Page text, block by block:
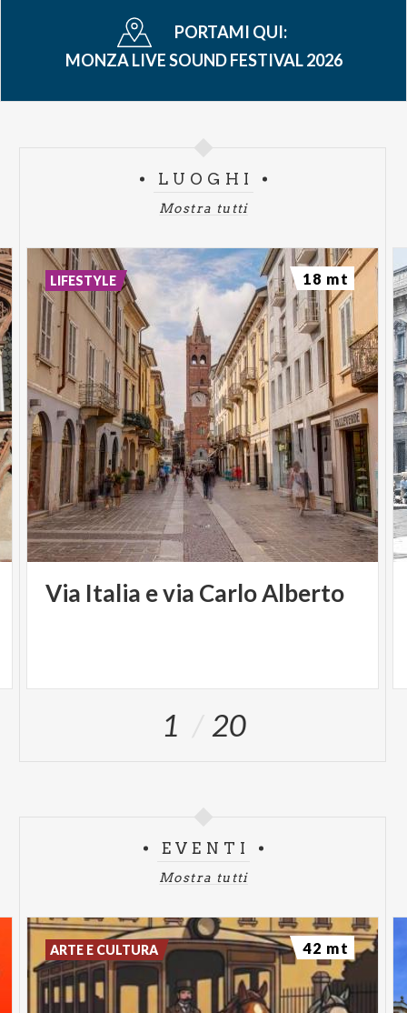
Piazza Roma - Ore
Arengario,Piazza Roma - Ore20:30 - 21:10
Piazza Roma - Ore 21:20 - 22:00
Plumeria
Arengario,Piazza Roma - Ore22:10 - 22:50
Band Pop Rock
Locksover
Arengario, Piazza Roma - Ore23:00 - 23:40
Band Crossover
SPALTO MADDALENA
Rama
ViaSpalto Maddalena - Ore 18:00 - 18:40
World / Handpan
KRAYL Accordion
Spalto Maddalena - Ore 21:20 - 22:00
PIAZZA S.PAOLO
Nakhash
PORTAMI QUI:
MONZA LIVE SOUND FESTIVAL 2026
LUOGHI
Mostra tutti
Via Italia evia CarloAlberto
LIFESTYLE 18 mt
1 20
EVENTI
Mostra tutti
ARTE E CULTURA 42 mt